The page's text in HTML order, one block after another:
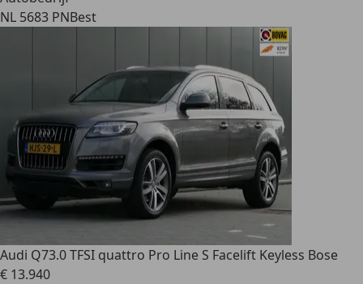
NL 5683 PNBest
Audi Q73.0 TFSI quattro Pro Line S Facelift Keyless Bose
€ 13.940